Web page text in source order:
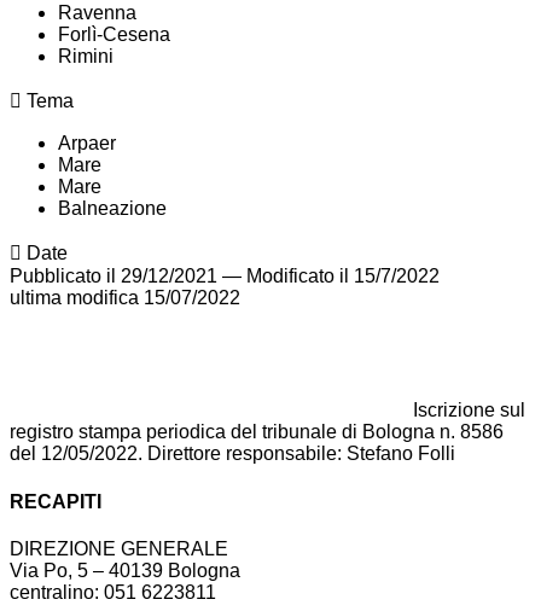
Ravenna
Forlì-Cesena
Rimini
Tema
Arpaer
Mare
Mare
Balneazione
Date
Pubblicato il 29/12/2021 — Modificato il 15/7/2022
ultima modifica 15/07/2022
Iscrizione sul
registro stampa periodica del tribunale di Bologna n. 8586
del 12/05/2022. Direttore responsabile: Stefano Folli
RECAPITI
DIREZIONE GENERALE
Via Po, 5 – 40139 Bologna
centralino: 051 6223811